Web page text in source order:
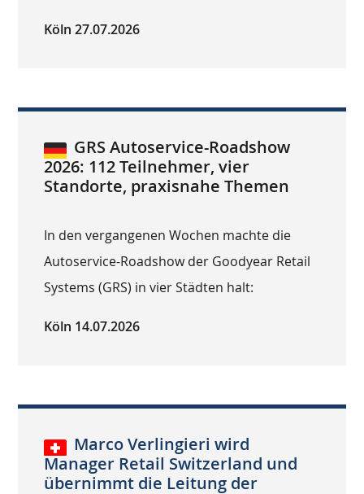
Köln 27.07.2026
GRS Autoservice-Roadshow
2026: 112 Teilnehmer, vier
Standorte, praxisnahe Themen
In den vergangenen Wochen machte die
Autoservice-Roadshow der Goodyear Retail
Systems (GRS) in vier Städten halt:
Köln 14.07.2026
Marco Verlingieri wird
Manager Retail Switzerland und
übernimmt die Leitung der